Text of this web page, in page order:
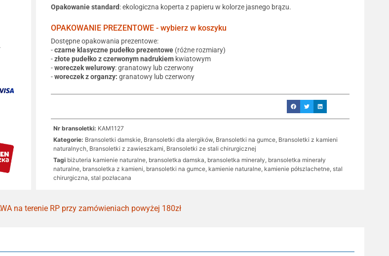
Opakowanie standard: ekologiczna koperta z papieru w kolorze jasnego brązu.
OPAKOWANIE PREZENTOWE - wybierz w koszyku
Dostępne opakowania prezentowe:
-czarne klasyczne pudełko prezentowe (różne rozmiary)
-złote pudełko z czerwonym nadrukiem kwiatowym
-woreczek welurowy: granatowy lub czerwony
-woreczek z organzy: granatowy lub czerwony
Nr bransoletki: KAM1127
Kategorie: Bransoletki damskie Bransoletki dla alergików Bransoletki na gumce Bransoletki z kamieni
naturalnych Bransoletki z zawieszkami Bransoletki ze stali chirurgicznej
Tagi biżuteria kamienie naturalne bransoletka damska bransoletka minerały bransoletka minerały
naturalne bransoletka z kamieni bransoletki na gumce kamienie naturalne kamienie półszlachetne stal
chirurgiczna stal pozłacana
na terenie RP przy zamówieniach powyżej 180zł